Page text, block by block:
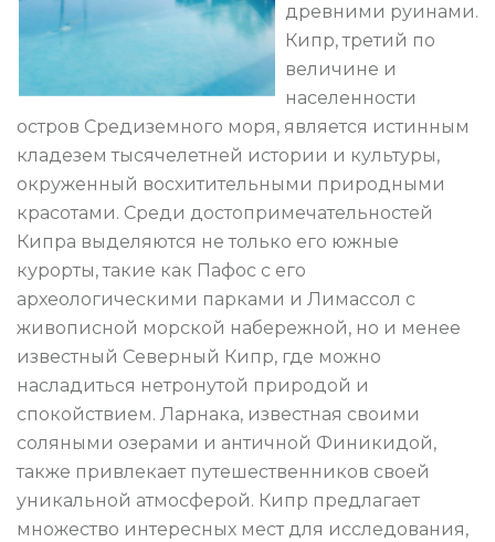
древними руинами.
Кипр, третий по
величине и
населенности
остров Средиземного моря, является истинным
кладезем тысячелетней истории и культуры,
окруженный восхитительными природными
красотами. Среди достопримечательностей
Кипра выделяются не только его южные
курорты, такие как Пафос с его
археологическими парками и Лимассол с
живописной морской набережной, но и менее
известный Северный Кипр, где можно
насладиться нетронутой природой и
спокойствием. Ларнака, известная своими
соляными озерами и античной Финикидой,
также привлекает путешественников своей
уникальной атмосферой. Кипр предлагает
множество интересных мест для исследования,